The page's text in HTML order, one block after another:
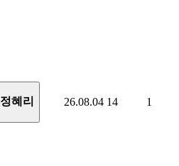
정혜리 26.08.04 14 1